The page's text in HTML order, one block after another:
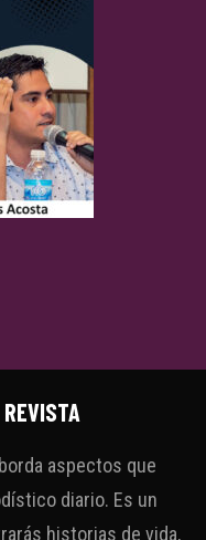
aspectos que
diario. Es un
historias de vida,